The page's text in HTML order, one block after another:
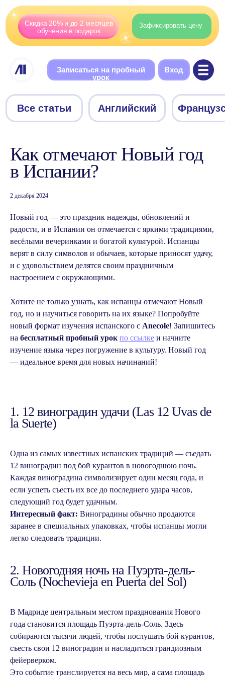
Зафиксировать цену
Скидка 20% и до 2 месяцев
обучения в подарок
Все статьи Английский Французский
Как отмечают Новый год
в Испании?
2 декабря 2024
Новый год — это праздник надежды, обновлений и
радости, и в Испании он отмечается с яркими традициями,
весёлыми вечеринками и богатой культурой. Испанцы
верят в силу символов и обычаев, которые приносят удачу,
и с удовольствием делятся своим праздничным
настроением с окружающими.
Хотите не только узнать, как испанцы отмечают Новый
год, но и научиться говорить на их языке? Попробуйте
новый формат изучения испанского с Anecole! Запишитесь
на бесплатный пробный урок по ссылке и начните
изучение языка через погружение в культуру. Новый год
— идеальное время для новых начинаний!
1. 12 виноградин удачи (Las 12 Uvas de
la Suerte)
Одна из самых известных испанских традиций — съедать
12 виноградин под бой курантов в новогоднюю ночь.
Каждая виноградина символизирует один месяц года, и
если успеть съесть их все до последнего удара часов,
следующий год будет удачным.
Интересный факт: Виноградины обычно продаются
заранее в специальных упаковках, чтобы испанцы могли
легко следовать традиции.
2. Новогодняя ночь на Пуэрта-дель-
Соль (Nochevieja en Puerta del Sol)
В Мадриде центральным местом празднования Нового
года становится площадь Пуэрта-дель-Соль. Здесь
собираются тысячи людей, чтобы послушать бой курантов,
съесть свои 12 виноградин и насладиться грандиозным
фейерверком.
Это событие транслируется на весь мир, а сама площадь